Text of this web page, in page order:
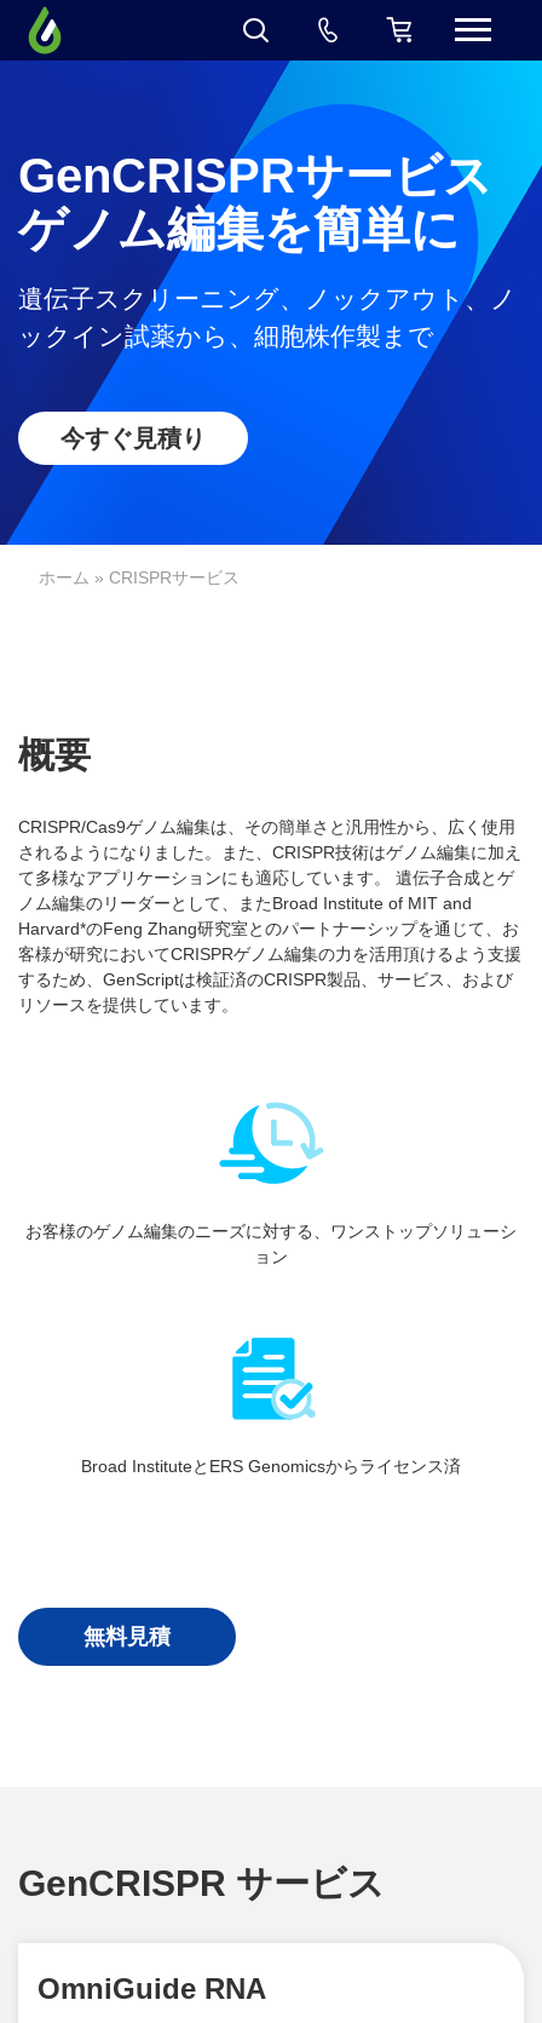
GenCRISPRサービス
ゲノム編集を簡単に
遺伝子スクリーニング、ノックアウト、ノ
ックイン試薬から、細胞株作製まで
今すぐ見積り
ホーム » CRISPRサービス
概要
CRISPR/Cas9ゲノム編集は、その簡単さと汎用性から、広く使用
されるようになりました。また、CRISPR技術はゲノム編集に加え
て多様なアプリケーションにも適応しています。 遺伝子合成とゲ
ノム編集のリーダーとして、またBroad Institute of MIT and
Harvard*のFeng Zhang研究室とのパートナーシップを通じて、お
客様が研究においてCRISPRゲノム編集の力を活用頂けるよう支援
するため、GenScriptは検証済のCRISPR製品、サービス、および
リソースを提供しています。
お客様のゲノム編集のニーズに対する、ワンストップソリューシ
ョン
Broad InstituteとERS Genomicsからライセンス済
無料見積
GenCRISPR サービス
OmniGuide RNA